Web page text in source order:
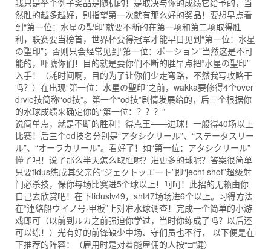
我只是举个例子奖品是随机的！是取决与你的成绩它给予的，当
然胜的越多越好，别指望第一次就有那么好的奖品！要想早点看
到“第一位：水星の聖印”就要不断的在第一项和第二项取得胜
利，联赛要当榜首，世界杯要得冠军才能早日见到“第一位：水星
の聖印”；否则只会经常见到“第一位：ポーション”当然这是不可
能的，吓唬你们！目的就是要你们不断的胜早点把“水星の聖印”
入手！（耗时间啊，目的为了让你们少走弯路，不然我写攻略干
吗？）在出现“第一位：水星の聖印”之前，wakka要修得4个over
drvie技简称“od技”。第一个“od技”剧情发展给的，后三个根据你
的水球成绩来确定你的“第一位：？？？”
说简单点，就是不断的胜利！得点王——进球！一般得40场以上
比赛！后三个od技名分别是“アタシクリール”、“ステータスリー
ル”、“オーラカリール”。看好了！如“第一位：アタシクリール”
懂了吧！说了那么半天怎么取胜呢？进更多的球呢？答案很简单
只要tidus练成其父亲的“ジェクトッエート”即“jecht shot”超级射
门必杀技，保你每场比赛进5个球以上！呵呵！此招的无赖由你
自己去欣赏吧！在下tiduslv49，sht47场场进6个以上。习得方法
在“連絡船ウイノ号·甲板”上对准水球调查！完成一个简单的小游
戏即可（以前到ルカ之前强迫你学过，当时你练成了吗？以后还
可以练！）光有好的前锋缺少中场、守们员也不行， 以下便是在
下推荐的阵容：（雇用时是对着能雇佣的人按“□”键）